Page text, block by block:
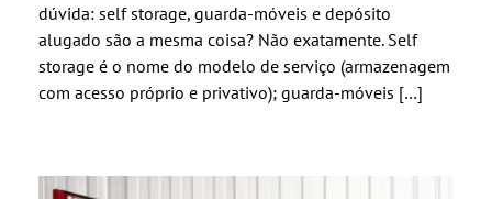
dúvida: self storage, guarda-móveis e depósito
alugado são a mesma coisa? Não exatamente. Self
storage é o nome do modelo de serviço (armazenagem
com acesso próprio e privativo); guarda-móveis […]